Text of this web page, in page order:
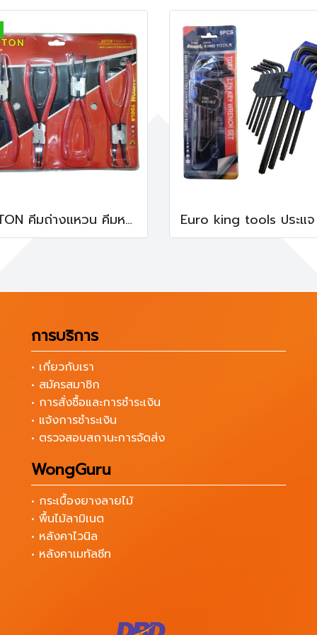
ANTON คีมถ่างแหวน คีมหนีบ คีมถ่าง 7 นิ้ว 4 ชิ้น AT-2807
การบริการ
• เกี่ยวกับเรา
• สมัครสมาชิก
• การสั่งซื้อและการชำระเงิน
• แจ้งการชำระเงิน
• ตรวจสอบสถานะการจัดส่ง
WongGuru
• กระเบื้องยางลายไม้
• พื้นไม้ลามิเนต
• หลังคาไวนิล
• หลังคาเมทัลชีท